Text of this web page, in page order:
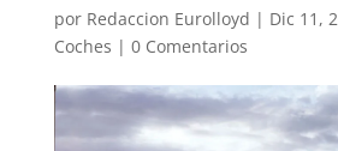
por Redaccion Eurolloyd | Dic 11,
Coches | 0 Comentarios